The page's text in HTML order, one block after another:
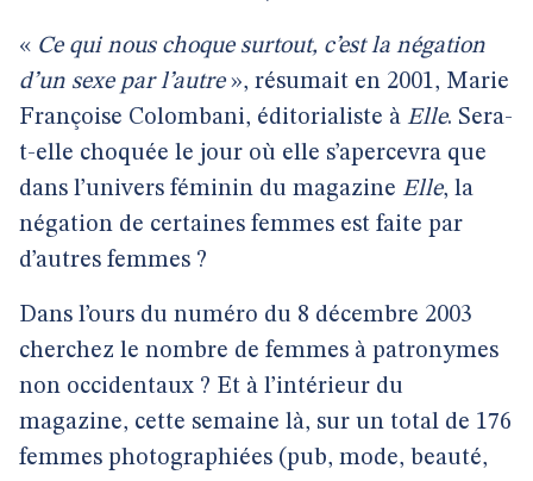
« Ce qui nous choque surtout, c’est la négation
d’un sexe par l’autre», résumait en 2001, Marie
Françoise Colombani, éditorialiste à Elle. Sera-
t-elle choquée le jour où elle s’apercevra que
dans l’univers féminin du magazine Elle, la
négation de certaines femmes est faite par
d’autres femmes ?
Dans l’ours du numéro du 8 décembre 2003
cherchez le nombre de femmes à patronymes
non occidentaux ? Et à l’intérieur du
magazine, cette semaine là, sur un total de 176
femmes photographiées (pub, mode, beauté,